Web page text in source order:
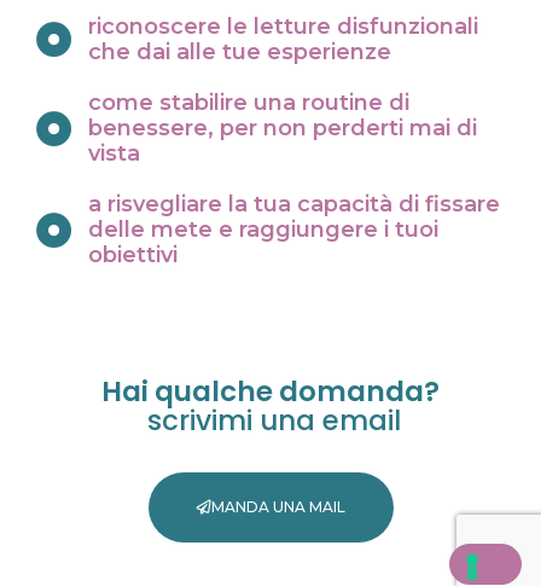
riconoscere le letture disfunzionali
che dai alle tue esperienze
come stabilire una routine di
benessere, per non perderti mai di
vista
a risvegliare la tua capacità di fissare
delle mete e raggiungere i tuoi
obiettivi
Hai qualche domanda?
scrivimi una email
MANDA UNA MAIL